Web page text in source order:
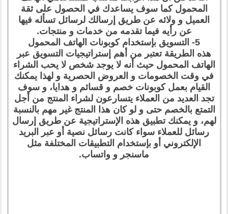
المحمول كما سوف يساعدك في الحصول على ثقة
العميل و ولائه عن طريق إرسالك لرسائل تسأله فيها
عن رأيه فيما تقدمه من خدمات و منتجات.
5- التسويق بإستخدام كوبونات الهاتف المحمول
هذه الطريقة تعتبر من أهم إستراتيجيات التسويق عبر
الهاتف المحمول حيث أنه لا يوجد شخص لا يحب الشراء
في وقت الخصومات و العروض الحصرية و لهذا يمكنك
القيام بعمل كوبونات خصم و قسائم و هدايا، و سوف
تجد العديد من العملاء يتسارعون لشراء المنتج من أجل
التمتع بالخصم حتى و لو كان هذا المنتج غير مهم بالنسبة
لهم، و يمكنك تطبيق هذه الإستراتيجية عن طريق إرسال
رسائل للعملاء سواء كانت رسائل نصية أو عبر البريد
الإلكتروني أو بإستخدام التطبيقات المختلفة مثل
ماسنجر و واتساب.